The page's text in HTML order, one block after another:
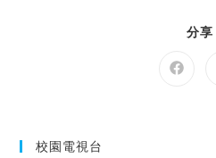
分享
Opens
校園電視台